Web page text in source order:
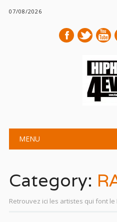
07/08/2026
Main menu
MENU
Category:
Retrouvez ici les artistes qui font le